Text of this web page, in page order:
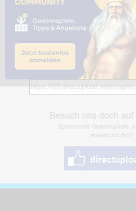
HTML
BB Code
Besuch uns doch
Spannende Gewinnspiele
warten auf dich!